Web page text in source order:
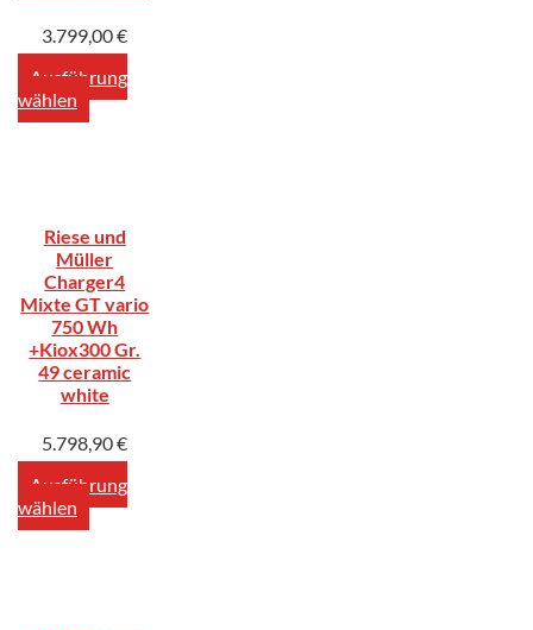
3.799,00€
Ausführung
wählen
Riese und
Müller
Charger4
Mixte GT vario
750 Wh
+Kiox300 Gr.
49 ceramic
white
5.798,90€
Ausführung
wählen